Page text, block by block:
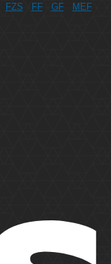
FZS FF GF
MEF